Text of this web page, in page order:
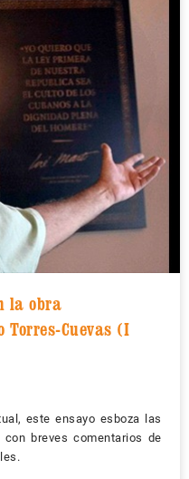
la obra
Torres-Cuevas (I
este ensayo esboza las
con breves comentarios de